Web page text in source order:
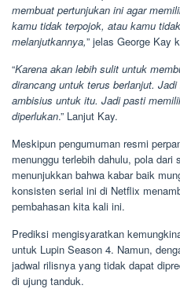
membuat pertunjukan ini agar
kamu tidak terpojok, atau kamu
melanjutkannya,” jelas George Kay
“Karena akan lebih sulit untuk
dirancang untuk terus berlanjut.
ambisius untuk itu. Jadi pasti
diperlukan.” Lanjut Kay.
Meskipun pengumuman resmi
menunggu terlebih dahulu, pola dari
menunjukkan bahwa kabar baik
konsisten serial ini di Netflix
pembahasan kita kali ini.
Prediksi mengisyaratkan
untuk Lupin Season 4. Namun,
jadwal rilisnya yang tidak dapat
di ujung tanduk.